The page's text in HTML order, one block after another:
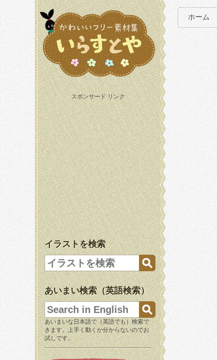
スポンサード リンク
イラストを検索
あいまい検索（英語検索）
あいまいな日本語で（英語でも）検索で
きます。上手く動くか分からないのでお
試しです。
ホーム